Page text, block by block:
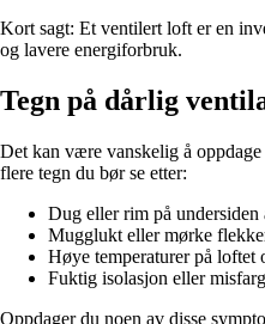
Kort sagt: Et ventilert loft er en
og lavere energiforbruk.
Tegn på dårlig
Det kan være vanskelig å
flere tegn du bør se etter:
Dug eller rim på
Mugglukt eller mørke
Høye temperaturer på loftet
Fuktig isolasjon eller
Oppdager du noen av disse